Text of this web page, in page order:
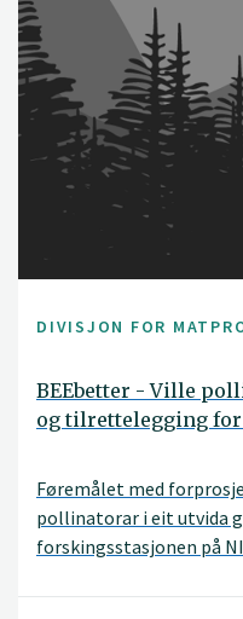
DIVISJON FOR
BEEbetter - Ville
og tilrettelegging
Føremålet med
pollinatorar i eit utvida
forskingsstasjonen på
langvarig, einsidig